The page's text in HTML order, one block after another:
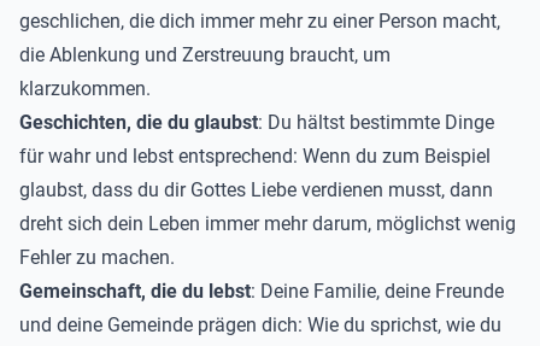
geschlichen, die dich immer mehr zu einer Person macht,
die Ablenkung und Zerstreuung braucht, um
klarzukommen.
Geschichten, die du glaubst: Du hältst bestimmte Dinge
für wahr und lebst entsprechend: Wenn du zum Beispiel
glaubst, dass du dir Gottes Liebe verdienen musst, dann
dreht sich dein Leben immer mehr darum, möglichst wenig
Fehler zu machen.
Gemeinschaft, die du lebst: Deine Familie, deine Freunde
und deine Gemeinde prägen dich: Wie du sprichst, wie du